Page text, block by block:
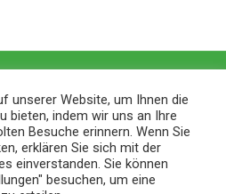
unserer Website, um Ihnen die
bieten, indem wir uns an Ihre
Besuche erinnern. Wenn Sie
erklären Sie sich mit der
einverstanden. Sie können
besuchen, um eine